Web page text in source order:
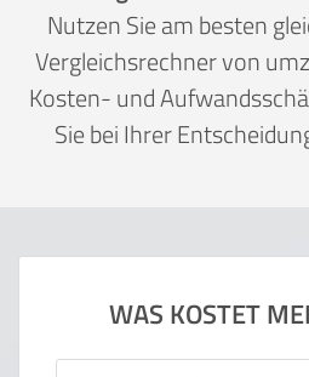
Nutzen Sie am besten
Vergleichsrechner von
Kosten- und
Sie bei Ihrer
WAS KOSTET